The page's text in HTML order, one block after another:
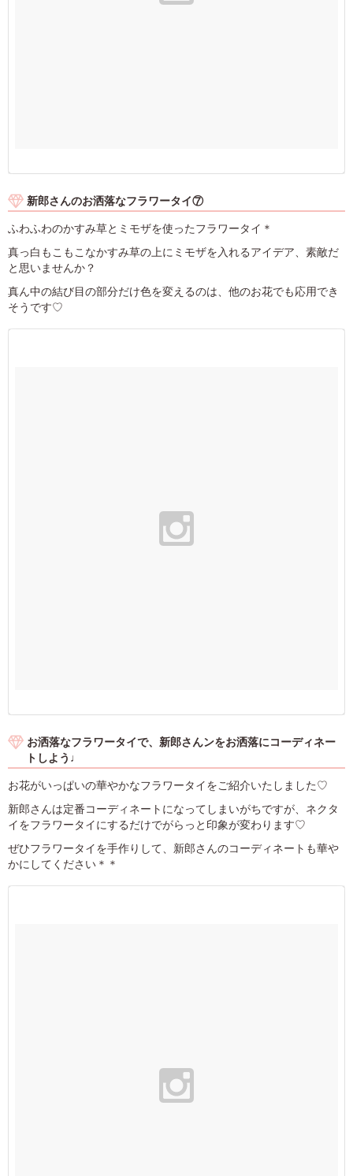
新郎さんのお洒落なフラワータイ⑦
ふわふわのかすみ草とミモザを使ったフラワータイ＊
真っ白もこもこなかすみ草の上にミモザを入れるアイデア、素敵だ
と思いませんか？
真ん中の結び目の部分だけ色を変えるのは、他のお花でも応用でき
そうです♡
お洒落なフラワータイで、新郎さんンをお洒落にコーディネー
トしよう♩
お花がいっぱいの華やかなフラワータイをご紹介いたしました♡
新郎さんは定番コーディネートになってしまいがちですが、ネクタ
イをフラワータイにするだけでがらっと印象が変わります♡
ぜひフラワータイを手作りして、新郎さんのコーディネートも華や
かにしてください＊＊